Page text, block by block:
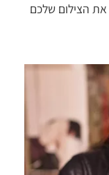
הצילום שלכם